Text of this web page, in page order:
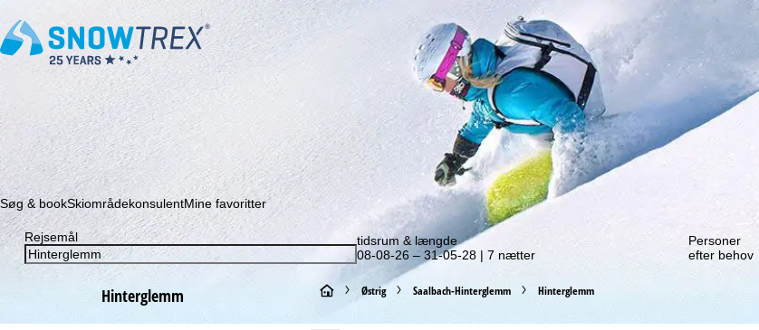
Abonner på vores nyhedsbrev, og gå aldrig mere glip af et tilbud igen!
Søg & bookSkiområdekonsulentMine favoritter
Rejsemål
tidsrum & længde
08-08-26 – 31-05-28 | 7 nætter
Personer
efter behov
Hinterglemm S
t
Østrig Saalbach-Hinterglemm Hinterglemm